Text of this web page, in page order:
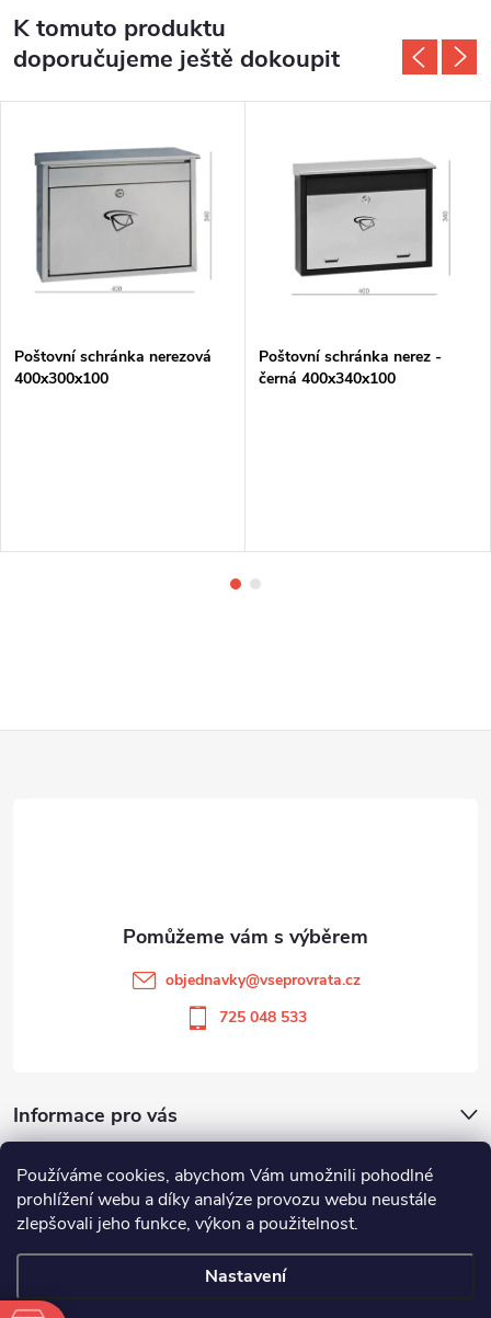
Používáme cookies, abychom Vám umožnili pohodlné
prohlížení webu a díky analýze provozu webu neustále
zlepšovali jeho funkce, výkon a použitelnost.
Nastavení
K tomuto produktu
doporučujeme ještě dokoupit
Poštovní schránka nerezová
400x300x100
Poštovní schránka nerez -
černá 400x340x100
objednavky@vseprovrata.cz
725 048 533
Informace pro vás
Odstoupit od smlouvy